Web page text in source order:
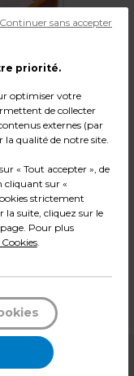
- Lot
priorité.
optimiser votre
de collecter
externes (par
la qualité de notre site.
« Tout accepter », de
cliquant sur «
strictement
la suite, cliquez sur le
Pour plus
.
Continuer sans accepter